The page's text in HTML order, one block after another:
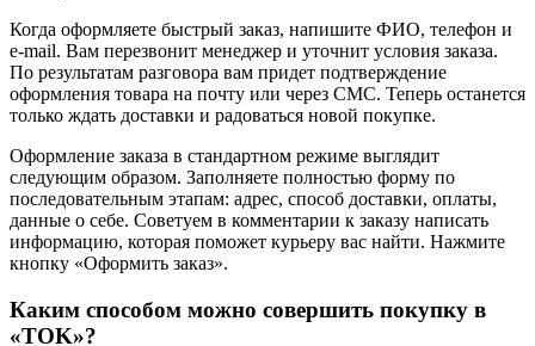
Когда оформляете быстрый заказ, напишите ФИО, телефон и
e-mail. Вам перезвонит менеджер и уточнит условия заказа.
По результатам разговора вам придет подтверждение
оформления товара на почту или через СМС. Теперь останется
только ждать доставки и радоваться новой покупке.
Оформление заказа в стандартном режиме выглядит
следующим образом. Заполняете полностью форму по
последовательным этапам: адрес, способ доставки, оплаты,
данные о себе. Советуем в комментарии к заказу написать
информацию, которая поможет курьеру вас найти. Нажмите
кнопку «Оформить заказ».
Каким способом можно совершить покупку в
«TOK»?